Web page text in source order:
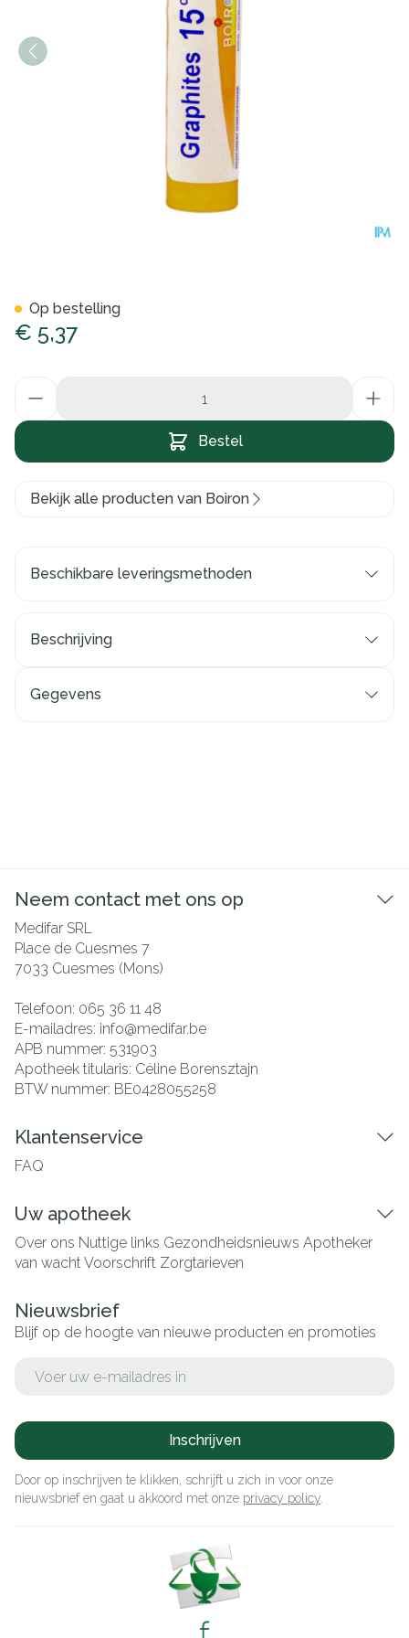
€ 5,37
Bestel
Op bestelling
Bekijk alle producten van Boiron
Beschikbare leveringsmethoden
Beschrijving
Gegevens
Neem contact met ons op
Medifar SRL
Place de Cuesmes 7
7033 Cuesmes (Mons)
Telefoon: 065 36 11 48
E-mailadres: info@medifar.be
APB nummer: 531903
Apotheek titularis: Céline Borensztajn
BTW nummer: BE0428055258
Klantenservice
FAQ
Uw apotheek
Over ons Nuttige links Gezondheidsnieuws Apotheker
van wachtVoorschrift Zorgtarieven
Nieuwsbrief
Blijf op de hoogte van nieuwe producten en promoties
Inschrijven
Door op inschrijven te klikken, schrijft u zich in voor onze
nieuwsbrief en gaat u akkoord met onze privacy policy